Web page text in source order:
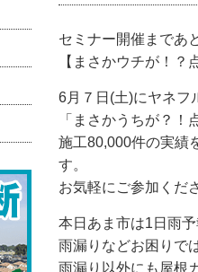
セミナー開催まであ
【まさかウチが！？
6月７日(土)にヤネフ
「まさかうちが？！
施工80,000件の実績
す。
お気軽にご参加くだ
本日あま市は1日雨予
雨漏りなどお困りで
雨漏り以外にも屋根